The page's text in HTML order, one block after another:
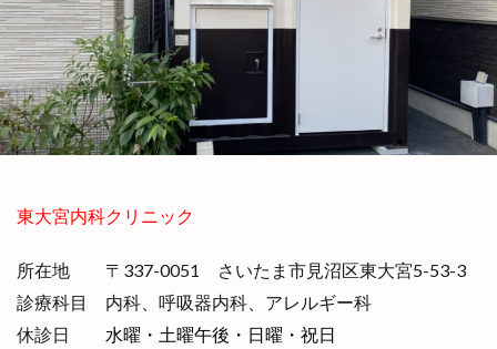
東大宮内科クリニック
所在地 〒337-0051 さいたま市見沼区東大宮5-53-3
診療科目 内科、呼吸器内科、アレルギー科
休診日 水曜・土曜午後・日曜・祝日
仮設診察室
倉庫
個人防護具保管倉庫
個人防護具保管庫
光触媒
医療用コンテナ
在宅診療
導入実績一覧
建築用コンテナ
海神丸
災害時支援
被災地支援
製品シリーズ
検索